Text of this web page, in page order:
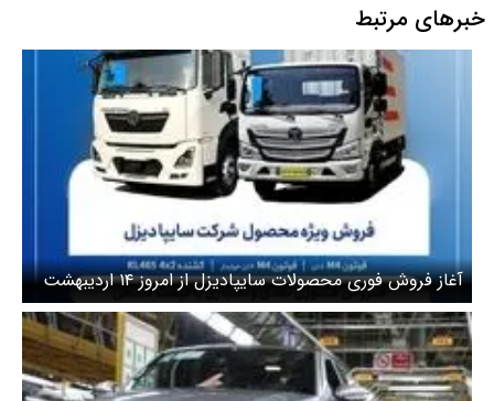
خبرهای مرتبط
آغاز فروش فوری محصولات سایپادیزل از امروز ۱۴ اردیبهشت
+ لینک